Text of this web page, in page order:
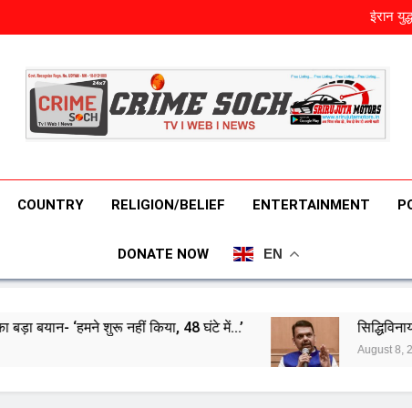
ईरान
सिद्धिविनायक
भारत का
ईरान
सिद्धिविनायक
तमिलनाडु में पहले ही दिन इतने
COUNTRY RELIGION/BELIEF ENTERTAINMENT
DONATE NOW EN
किया, 48 घंटे में…’ सिद्धिविनायक मंदिर के कथित
August 8, 2026